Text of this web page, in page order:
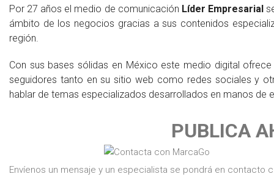
Por 27 años el medio de comunicación Líder Empresarial
ámbito de los negocios gracias a sus contenidos
región.
Con sus bases sólidas en México este medio digital
seguidores tanto en su sitio web como redes sociales y
hablar de temas especializados desarrollados en manos de
PUBLICA
Envíenos un mensaje y un especialista se pondrá en contacto